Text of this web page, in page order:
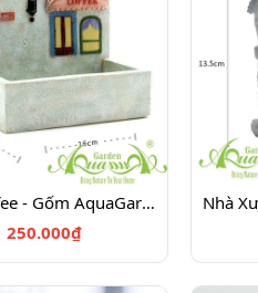
Nhà Coffee - Gốm AquaGarden
250.000₫